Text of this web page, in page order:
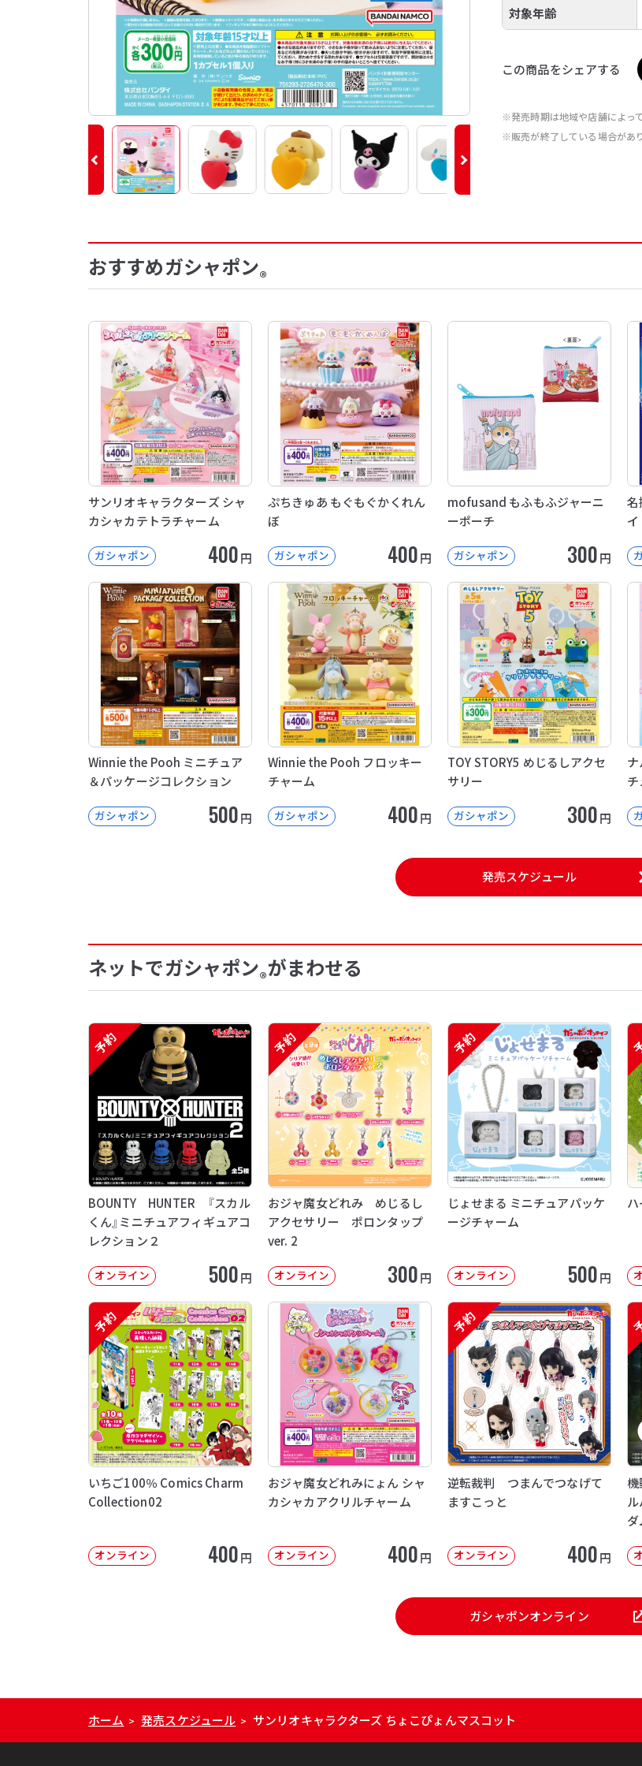
対象年齢
この商品をシェアする
※発売時期は地域や店舗によっ
※販売が終了している場合があ
おすすめガシャポン®
サンリオキャラクターズ シャ
カシャカテトラチャーム
ガシャポン 400円
ぷちきゅあ もぐもぐかくれん
ぼ
ガシャポン 400円
mofusand もふもふジャーニ
ーポーチ
ガシャポン 300円
名
Winnie the Pooh ミニチュア
＆パッケージコレクション
ガシャポン 500円
Winnie the Pooh フロッキー
チャーム
ガシャポン 400円
TOY STORY5 めじるしアクセ
サリー
ガシャポン 300円
発売スケジュール
ネットでガシャポン®がまわせる
予約
BOUNTY HUNTER 『スカル
くん』ミニチュアフィギュアコ
レクション２
オンライン 500円
予約
おジャ魔女どれみ めじるし
アクセサリー ポロンタップ
ver. 2
オンライン 300円
予約
じょせまる ミニチュアパッケ
ージチャーム
オンライン 500円
予約
いちご100％ Comics Charm
Collection02
オンライン 400円
おジャ魔女どれみにょん シャ
カシャカアクリルチャーム
オンライン 400円
予約
逆転裁判 つまんでつなげて
ますこっと
オンライン 400円
ダ
ガシャポンオンライン
ホーム > 発売スケジュール > サンリオキャラクターズ ちょこぴょんマスコット